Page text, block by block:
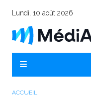
Lundi, 10 août 2026
ACCUEIL